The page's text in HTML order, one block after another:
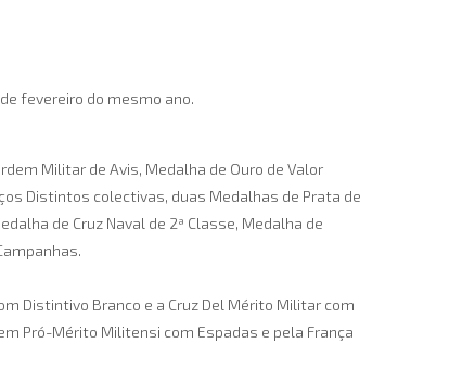
fevereiro do mesmo ano.
Militar de Avis, Medalha de Ouro de Valor
Distintos colectivas, duas Medalhas de Prata de
de Cruz Naval de 2ª Classe, Medalha de
Distintivo Branco e a Cruz Del Mérito Militar com
Pró-Mérito Militensi com Espadas e pela França